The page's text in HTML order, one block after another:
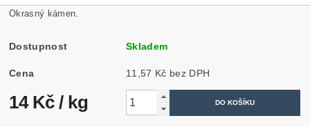
Okrasný kámen.
Dostupnost Skladem
Cena 11,57 Kč bez DPH
14 Kč/ kg